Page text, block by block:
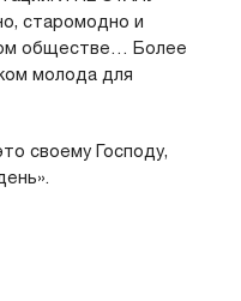
старомодно и
обществе… Более
молода для
своему Господу,